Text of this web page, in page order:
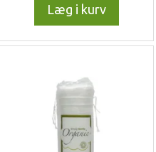
Læg i kurv